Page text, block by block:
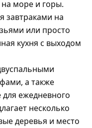
море и горы.
завтраками на
или просто
кухня с выходом
а также
ежедневного
несколько
деревья и место